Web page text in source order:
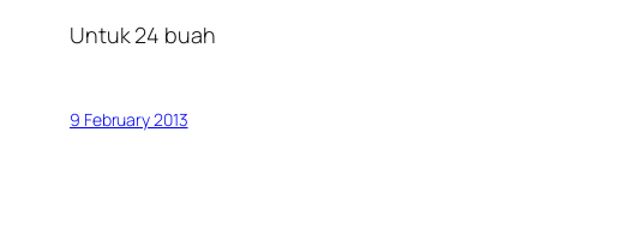
Untuk 24 buah
9 February 2013